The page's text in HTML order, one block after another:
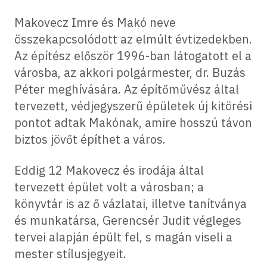
Makovecz Imre és Makó neve
összekapcsolódott az elmúlt évtizedekben.
Az építész először 1996-ban látogatott el a
városba, az akkori polgármester, dr. Buzás
Péter meghívására. Az építőművész által
tervezett, védjegyszerű épületek új kitörési
pontot adtak Makónak, amire hosszú távon
biztos jövőt építhet a város.
Eddig 12 Makovecz és irodája által
tervezett épület volt a városban; a
könyvtár is az ő vázlatai, illetve tanítványa
és munkatársa, Gerencsér Judit végleges
tervei alapján épült fel, s magán viseli a
mester stílusjegyeit.